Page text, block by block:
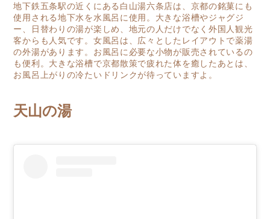
地下鉄五条駅の近くにある白山湯六条店は、京都の銘菓にも
使用される地下水を水風呂に使用。大きな浴槽やジャグジ
ー、日替わりの湯が楽しめ、地元の人だけでなく外国人観光
客からも人気です。女風呂は、広々としたレイアウトで薬湯
の外湯があります。お風呂に必要な小物が販売されているの
も便利。大きな浴槽で京都散策で疲れた体を癒したあとは、
お風呂上がりの冷たいドリンクが待っていますよ。
天山の湯